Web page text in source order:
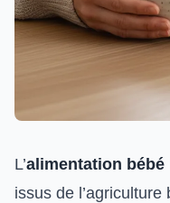
L’alimentation bébé
issus de